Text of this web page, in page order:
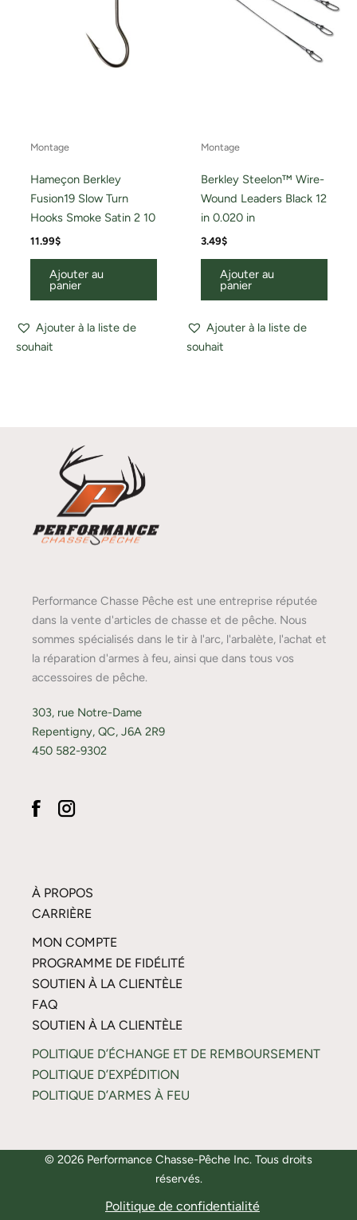
Montage
Hameçon Berkley
Fusion19 Slow Turn
Hooks Smoke Satin 2 10
11.99$
Ajouter au
panier
Ajouter à la liste de
souhait
Montage
Berkley Steelon™ Wire-
Wound Leaders Black 12
in 0.020 in
3.49$
Ajouter au
panier
Ajouter à la liste de
souhait
Performance Chasse Pêche est une entreprise réputée
dans la vente d'articles de chasse et de pêche. Nous
sommes spécialisés dans le tir à l'arc, l'arbalète, l'achat et
la réparation d'armes à feu, ainsi que dans tous vos
accessoires de pêche.
303, rue Notre-Dame
Repentigny, QC, J6A 2R9
450 582-9302
À PROPOS
CARRIÈRE
MON COMPTE
PROGRAMME DE FIDÉLITÉ
SOUTIEN À LA CLIENTÈLE
FAQ
SOUTIEN À LA CLIENTÈLE
POLITIQUE D’ÉCHANGE ET DE REMBOURSEMENT
POLITIQUE D’EXPÉDITION
POLITIQUE D’ARMES À FEU
© 2026 Performance Chasse-Pêche Inc. Tous droits
réservés.
Politique de confidentialité